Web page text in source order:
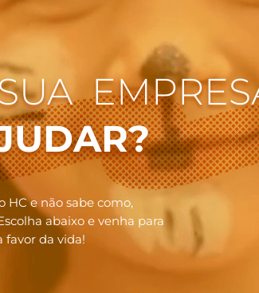
HC e não sabe como,
abaixo e venha para
favor da vida!